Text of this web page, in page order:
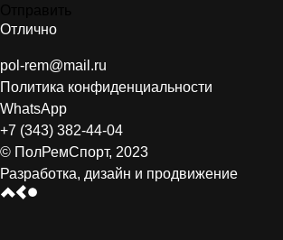
Отлично
pol-rem@mail.ru
Политика конфиденциальности
WhatsApp
+7 (343) 382-44-04
© ПолРемСпорт, 2023
Разработка, дизайн и продвижение